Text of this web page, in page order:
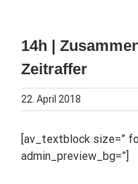
14h |
Zeitraffer
22. April 2018
[av_textblock size=”
admin_preview_bg=”]